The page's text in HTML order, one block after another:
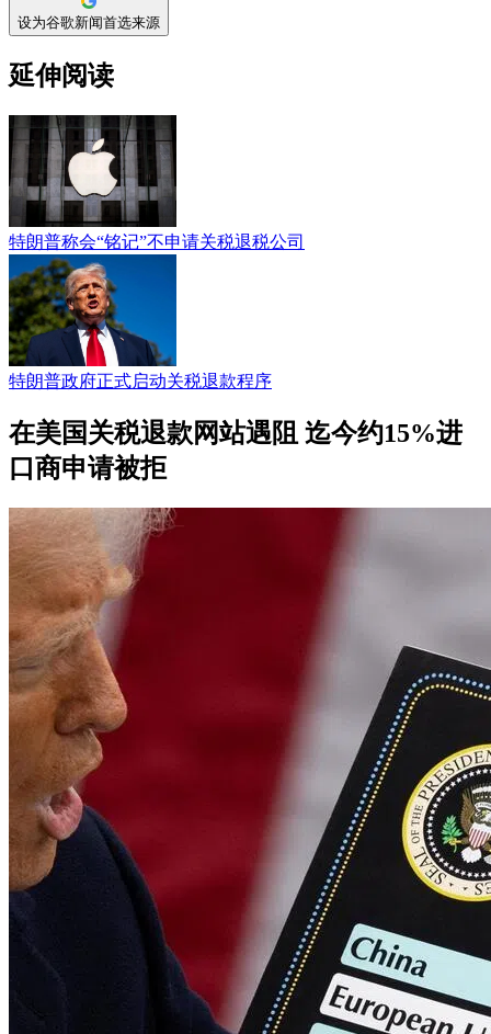
设为谷歌新闻首选来源
延伸阅读
特朗普称会“铭记”不​​申请关税退税公司
特朗普政府正式启动关税退款程序
在美国关税退款网站遇阻 迄今约15%进
口商申请被拒